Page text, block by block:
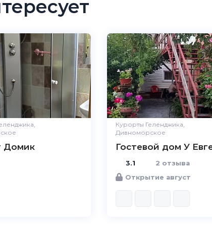
Домик
Курорты Геленджика,
Дивноморское
Гостевой дом У
3.1
2 отзыва
Открытие август